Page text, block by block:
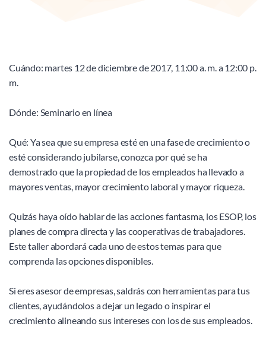
Cuándo: martes 12 de diciembre de 2017, 11:00 a. m. a 12:00 p.
m.
Dónde: Seminario en línea
Qué: Ya sea que su empresa esté en una fase de crecimiento o
esté considerando jubilarse, conozca por qué se ha
demostrado que la propiedad de los empleados ha llevado a
mayores ventas, mayor crecimiento laboral y mayor riqueza.
Quizás haya oído hablar de las acciones fantasma, los ESOP, los
planes de compra directa y las cooperativas de trabajadores.
Este taller abordará cada uno de estos temas para que
comprenda las opciones disponibles.
Si eres asesor de empresas, saldrás con herramientas para tus
clientes, ayudándolos a dejar un legado o inspirar el
crecimiento alineando sus intereses con los de sus empleados.